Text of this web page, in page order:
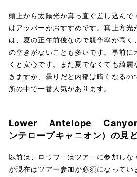
頭上から太陽光が真っ直ぐ差し込んで
はアッパーがおすすめです。真上方光
は、夏の正午前後なので競争率が高く
の空きがないことも多いです。事前に
くと安心です。また夏でなくても綺麗
きますが、曇りだと内部は暗くなるの
所の中で一番人気があります。
Lower Antelope Canyon
ンテロープキャニオン）の見
以前は、ロウワーはツアーに参加しな
が現在はツアー参加が必須になってい